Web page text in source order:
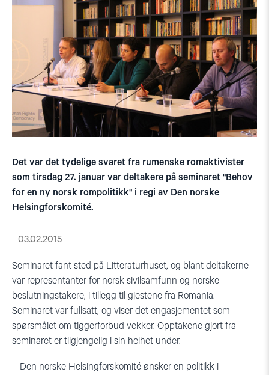
Det var det tydelige svaret fra rumenske romaktivister
som tirsdag 27. januar var deltakere på seminaret "Behov
for en ny norsk rompolitikk" i regi av Den norske
Helsingforskomité.
03.02.2015
Seminaret fant sted på Litteraturhuset, og blant deltakerne
var representanter for norsk sivilsamfunn og norske
beslutningstakere, i tillegg til gjestene fra Romania.
Seminaret var fullsatt, og viser det engasjementet som
spørsmålet om tiggerforbud vekker. Opptakene gjort fra
seminaret er tilgjengelig i sin helhet under.
– Den norske Helsingforskomité ønsker en politikk i